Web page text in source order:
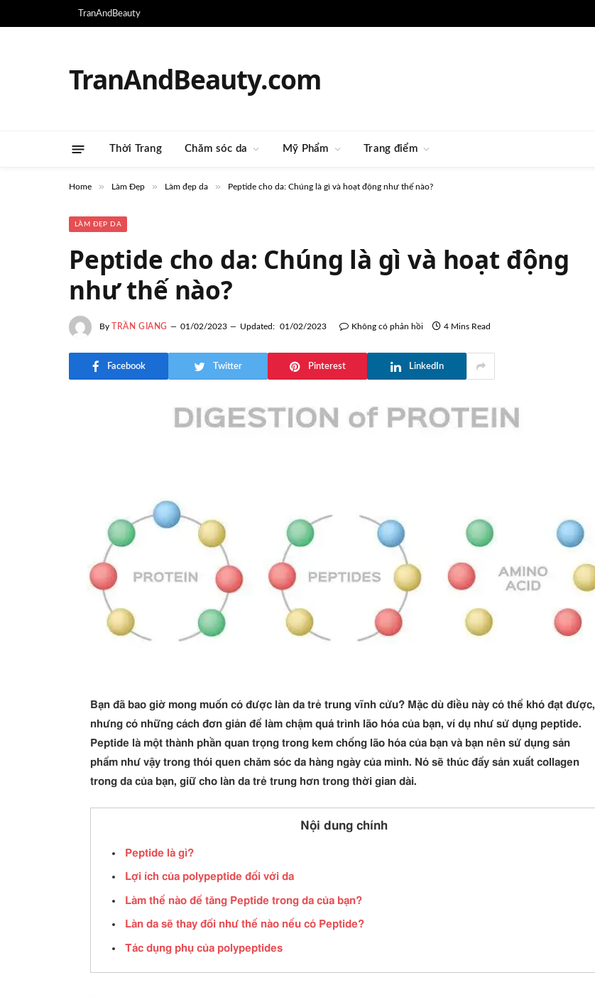
TranAndBeauty
TranAndBeauty.com
Thời Trang Chăm sóc da Mỹ Phẩm Trang điểm
Home » Làm Đẹp » Làm đẹp da » Peptide cho da: Chúng là gì và hoạt động như thế nào?
LÀM ĐẸP DA
Peptide cho da: Chúng là gì và hoạt động
như thế nào?
By TRẦN GIANG 01/02/2023 Updated: 01/02/2023 Không có phản hồi 4 Mins Read
Facebook Twitter Pinterest LinkedIn
Bạn đã bao giờ mong muốn có được làn da trẻ trung vĩnh cửu? Mặc dù điều này có thể khó đạt được,
nhưng có những cách đơn giản để làm chậm quá trình lão hóa của bạn, ví dụ như sử dụng peptide.
Peptide là một thành phần quan trọng trong kem chống lão hóa của bạn và bạn nên sử dụng sản
phẩm như vậy trong thói quen chăm sóc da hàng ngày của mình. Nó sẽ thúc đẩy sản xuất collagen
trong da của bạn, giữ cho làn da trẻ trung hơn trong thời gian dài.
Nội dung chính
Peptide là gì?
Lợi ích của polypeptide đối với da
Làm thế nào để tăng Peptide trong da của bạn?
Làn da sẽ thay đổi như thế nào nếu có Peptide?
Tác dụng phụ của polypeptides